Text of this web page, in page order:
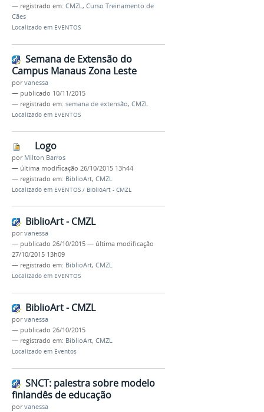
— registrado em: CMZL, Curso Treinamento de
Cães
Localizado em EVENTOS
Semana de Extensão do
Campus Manaus Zona Leste
porvanessa
— publicado 10/11/2015
— registrado em: semana de extensão, CMZL
Localizado em EVENTOS
Logo
por Milton Barros
— última modificação 26/10/2015 13h44
— registrado em: BiblioArt, CMZL
Localizado em EVENTOS / BiblioArt - CMZL
BiblioArt - CMZL
porvanessa
— publicado 26/10/2015 — última modificação
27/10/2015 13h09
— registrado em: BiblioArt, CMZL
Localizado em EVENTOS
BiblioArt - CMZL
porvanessa
— publicado 26/10/2015
— registrado em: BiblioArt, CMZL
Localizado em Eventos
SNCT: palestra sobre modelo
finlandês de educação
porvanessa